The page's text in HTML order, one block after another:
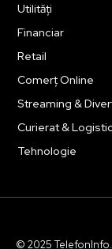
Utilități
Financiar
Retail
Comerț Online
Streaming &
Curierat &
Tehnologie
© 2025